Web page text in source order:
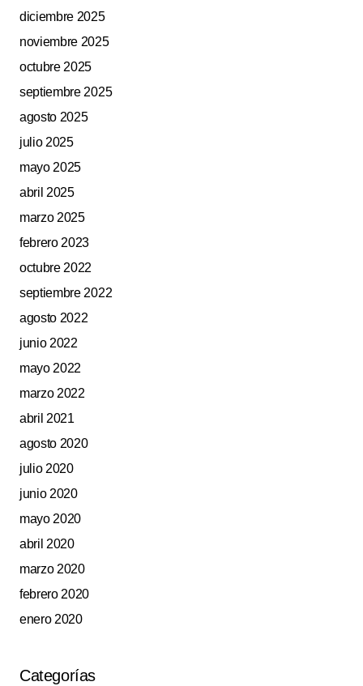
diciembre 2025
noviembre 2025
octubre 2025
septiembre 2025
agosto 2025
julio 2025
mayo 2025
abril 2025
marzo 2025
febrero 2023
octubre 2022
septiembre 2022
agosto 2022
junio 2022
mayo 2022
marzo 2022
abril 2021
agosto 2020
julio 2020
junio 2020
mayo 2020
abril 2020
marzo 2020
febrero 2020
enero 2020
Categorías